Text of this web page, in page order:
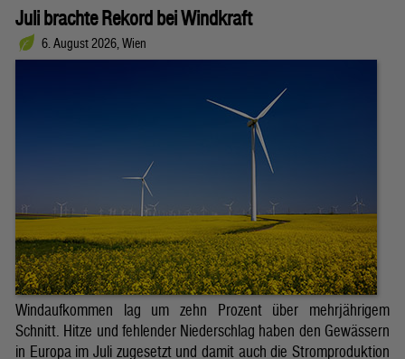
Juli brachte Rekord bei Windkraft
6. August 2026, Wien
Windaufkommen lag um zehn Prozent über mehrjährigem
Schnitt. Hitze und fehlender Niederschlag haben den Gewässern
in Europa im Juli zugesetzt und damit auch die Stromproduktion